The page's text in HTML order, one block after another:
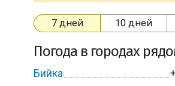
7 дней 10 дней
Погода в городах
Бийка